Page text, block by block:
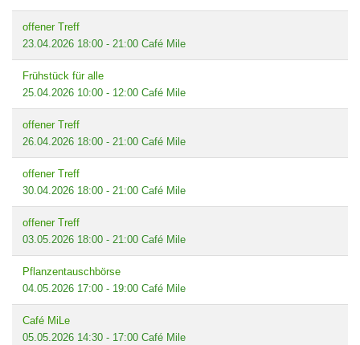
offener Treff
23.04.2026 18:00 - 21:00 Café Mile
Frühstück für alle
25.04.2026 10:00 - 12:00 Café Mile
offener Treff
26.04.2026 18:00 - 21:00 Café Mile
offener Treff
30.04.2026 18:00 - 21:00 Café Mile
offener Treff
03.05.2026 18:00 - 21:00 Café Mile
Pflanzentauschbörse
04.05.2026 17:00 - 19:00 Café Mile
Café MiLe
05.05.2026 14:30 - 17:00 Café Mile